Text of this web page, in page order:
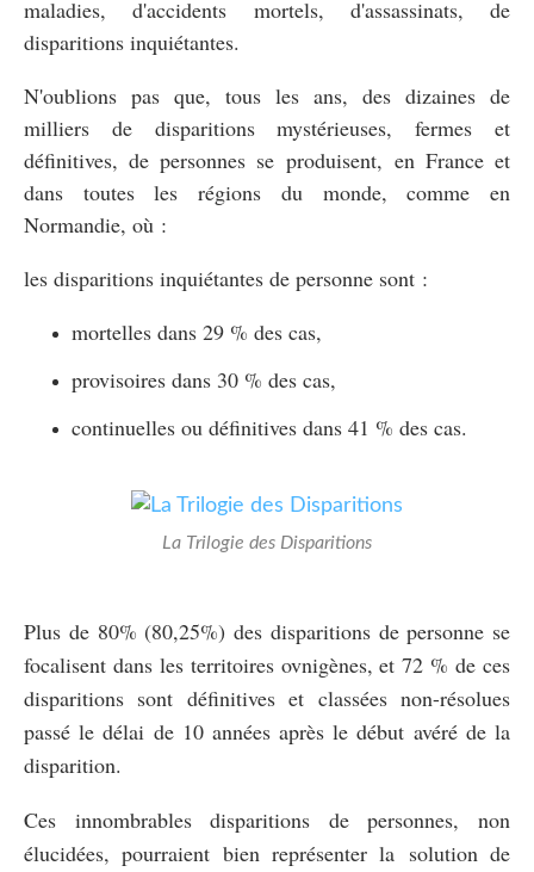
maladies, d'accidents mortels, d'assassinats, de
disparitions inquiétantes.
N'oublions pas que, tous les ans, des dizaines de
milliers de disparitions mystérieuses, fermes et
définitives, de personnes se produisent, en France et
dans toutes les régions du monde, comme en
Normandie, où :
les disparitions inquiétantes de personne sont :
mortelles dans 29 % des cas,
provisoires dans 30 % des cas,
continuelles ou définitives dans 41 % des cas.
La Trilogie des Disparitions
Plus de 80% (80,25%) des disparitions de personne se
focalisent dans les territoires ovnigènes, et 72 % de ces
disparitions sont définitives et classées non-résolues
passé le délai de 10 années après le début avéré de la
disparition.
Ces innombrables disparitions de personnes, non
élucidées, pourraient bien représenter la solution de